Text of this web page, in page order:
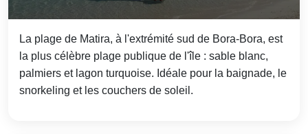
La plage de Matira, à l'extrémité sud de Bora-Bora, est
la plus célèbre plage publique de l'île : sable blanc,
palmiers et lagon turquoise. Idéale pour la baignade, le
snorkeling et les couchers de soleil.